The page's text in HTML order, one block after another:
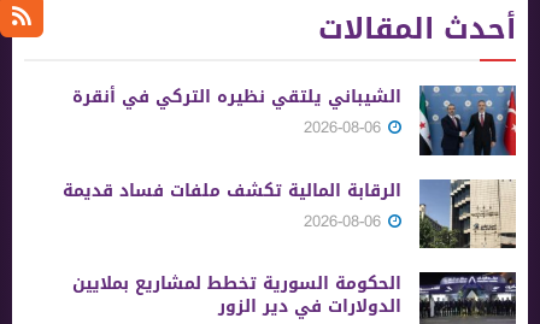
أحدث المقالات
الشيباني يلتقي نظيره التركي في أنقرة
الرقابة المالية تكشف ملفات فساد قديمة
الحكومة السورية تخطط لمشاريع بملايين
الدولارات في دير الزور